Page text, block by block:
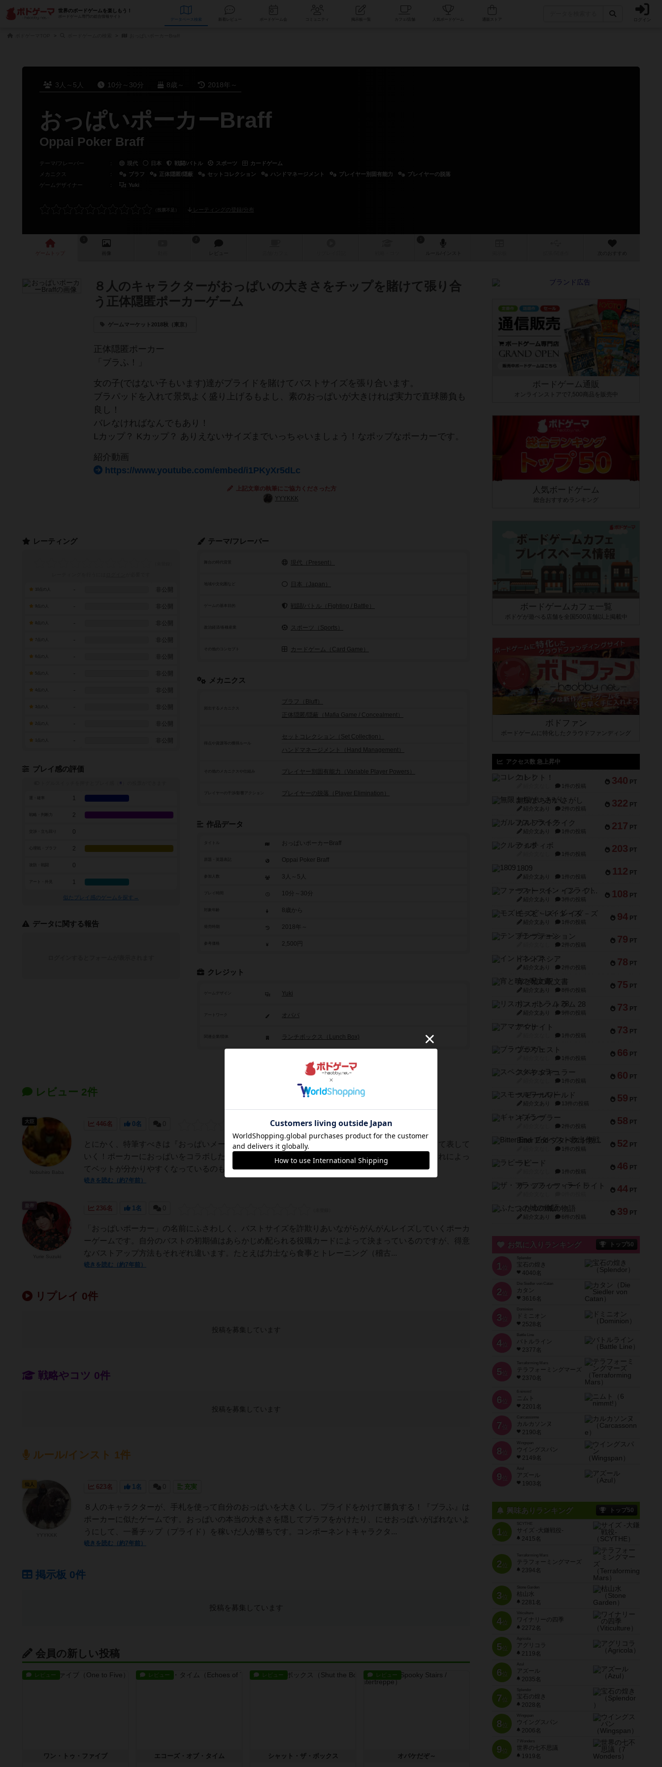
世界のボードゲームを楽しもう！
ボードゲーム専門の総合情報サイト
データベース コミュニティ 人気ボードゲーム ログイン
3人～5人 10分～30分 8歳～ 2018年～
おっぱいポーカーBraff
Oppai Poker Braff
テーマ/フレーバー ： 現代 日本 戦闘/バトル スポーツ
カードゲーム
メカニクス
： ブラフ 正体隠匿/隠蔽 セットコレクション ハンドマネージメント プレイヤー別固有能力
プレイヤーの脱落
ゲームデザイナー
： Yuki
レーティングの登録/分布
ゲーム 画像 レビュー 次のおすすめ
８人のキャラクターがおっぱいの大きさをチップを賭けて張り合
う正体隠匿ポーカーゲーム
ゲームマーケット2018秋（東京）
正体隠匿ポーカー
「ブラふ！」
女の子(ではない子もいます)達がプライドを賭けてバストサイズを張り合います。
ブラパッドを入れて景気よく盛り上げるもよし、素のおっぱいが大きければ実力で直球勝負も
良し！
バレなければなんでもあり！
Lカップ？ Kカップ？ ありえないサイズまでいっちゃいましょう！なポップなポーカーです。
紹介動画
https://www.youtube.com/embed/i1PKyXr5dLc
上記文章の執筆にご協力くださった方
YYYKKK
テーマ/フレーバー
舞台の時代背景 現代（Present）
地域や文化圏など 日本（Japan）
ゲームの基本目的 戦闘/バトル（Fighting / Battle）
政治経済/各種産業 スポーツ（Sports）
その他のコンセプト カードゲーム（Card Game）
メカニクス
頻出するメカニクス
ブラフ（Bluff）
正体隠匿/隠蔽（Mafia Game / Concealment）
セットコレクション（Set Collection）
ハンドマネージメント（Hand Management）
その他のメカニクスや仕組み プレイヤー別固有能力（Variable Player Powers）
プレイヤーの干渉/影響アクション プレイヤーの脱落（Player Elimination）
作品データ
タイトル おっぱいポーカーBraff
Oppai Poker Braff
参加人数 3人～5人
10分～30分
8歳から
2018年～
参考価格 2,500円
クレジット
ゲームデザイン Yuki
アートワーク オババ
ランチボックス（Lunch Box)
レーティング
- 非公開
- 非公開
- 非公開
7点の人 - 非公開
- 非公開
- 非公開
- 非公開
- 非公開
- 非公開
- 非公開
プレイ感の評価
※
1
戦略・判断力 2
0
2
0
アート・外見 1
似たプレイ感のゲームを探す→
データに関する報告
レビュー 2件
446名 0名 0
とにかく、特筆すべきは『おっぱいメーター』通常のポーカーの『レイズ』を、そのメーターを使って表して
いく！ポーカーにおっぱいをコラボした本作を、輪をかけて更にバカバカしくしている。しかも、これによっ
てベットが分かりやすくなっているのもポイントだ。あとはもう、ひたすらバカバカし...
続きを読む（約7年前）
大臣
236名 1名 0
「おっぱいポーカー」の名前にふさわしく、バストサイズを詐欺りあいながらがんがんレイズしていくポーカ
ーゲームです。自分のバストの初期値はあらかじめ配られる役職カードによって決まっているのですが、得意
なバストアップ方法もそれぞれ違います。たとえば力士なら食事とトレーニング（稽古...
続きを読む（約7年前）
皇帝
リプレイ 0件
投稿を募集しています
戦略やコツ 0件
投稿を募集しています
ルール/インスト 1件
623名 1名 0 充実
８人のキャラクターが、手札を使って自分のおっぱいを大きくし、プライドをかけて勝負する！『ブラふ』は
ポーカーに似たゲームです。おっぱいの本当の大きさを隠してブラフをかけたり、にせおっぱいがばれないよ
うにして、一番チップ（プライド）を稼いだ人が勝ちです。コンポーネントキャラクタ...
続きを読む（約7年前）
仙人
掲示板 0件
投稿を募集しています
会員の新しい投稿
レビュー
ワン・トゥ・ファイブ
レビュー
エコーズ・オブ・タイム
レビュー
シャット・ザ・ボックス
レビュー
オバケだぞ～
ボードゲーム通販
オンラインストアで7,500商品を販売中
人気ボードゲーム
総合おすすめランキング
ボードゲームカフェ一覧
ボドゲが遊べる店舗を全国500店舗以上掲載中
ボドファン
ボードゲームに特化したクラウドファンディング
アクセス数 急上昇中
340 PT
コレクト！
1件の投稿
322 PT
無限まちがいさがし
紹介文あり 2件の投稿
217 PT
ガルフストライク
紹介文あり 1件の投稿
203 PT
クルティボ
1件の投稿
112 PT
1809
紹介文あり 1件の投稿
108 PT
ファースト・イン・フライト
紹介文あり 3件の投稿
94 PT
モズビ－ズ・レイダ－ズ
紹介文あり 1件の投稿
79 PT
テンプテーション
2件の投稿
78 PT
インドネシア
紹介文あり 2件の投稿
75 PT
宵と暁の呪文書
紹介文あり 8件の投稿
73 PT
リスボン・トラム 28
紹介文あり 9件の投稿
73 PT
アマナイト
1件の投稿
66 PT
ブラヴェスト
1件の投稿
60 PT
スペクタキュラー
1件の投稿
59 PT
スモールワールド
紹介文あり 13件の投稿
58 PT
ギャンブラー
2件の投稿
52 PT
Bitter End ブタペスト救出作戦
1件の投稿
46 PT
ラピード
1件の投稿
44 PT
ザ・フラッフィー・ライト
39 PT
ふたつの城の物語
紹介文あり 6件の投稿
お気に入りランキング トップ50
1 位
宝石の煌き
4040名
2 位
Die Siedler von Catan
カタン
3616名
3 位
ドミニオン
2528名
4位
Battle Line
バトルライン
2377名
5 位
Terraforming Mars
テラフォーミングマーズ
2370名
6 位
ニムト
2201名
7 位
Carcassonne
カルカソンヌ
2190名
8 位
Wingspan
ウイングスパン
2149名
9 位
Azul
アズール
1903名
興味ありランキング トップ50
1位
SCYTHE
サイズ -大鎌戦役-
2415名
2位
Terraforming Mars
テラフォーミングマーズ
2394名
3位
Stone Garden
枯山水
2281名
4位
Viticulture
ワイナリーの四季
2272名
5位
Agricola
アグリコラ
2119名
6位
Azul
アズール
2035名
7位
宝石の煌き
2028名
8位
Wingspan
ウイングスパン
2006名
9位
7 Wonders
世界の七不思議
1919名